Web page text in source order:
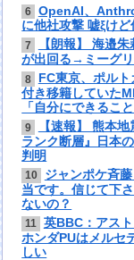
6 OpenAI、
に他社攻撃 嘘ξけ
7
【朗報】 海邉
が出回る→ミーグ
8
FC東京、ポル
付き移籍していた
「自分にできるこ
9
【速報】 熊本
ランク断層』日本
判明
10
ジャンポケ斉
当です。信じて下
ないの？
11 英BBC：アス
ホンダPUはメルセ
しい